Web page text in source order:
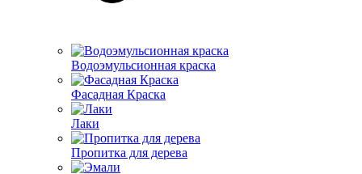
Водоэмульсионная краска
Фасадная Краска
Лаки
Пропитка для дерева